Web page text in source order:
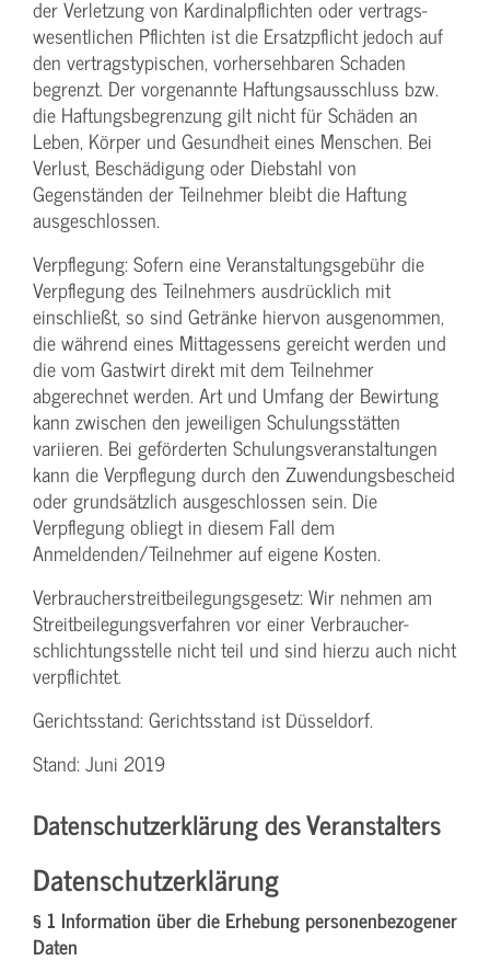
der Verletzung von Kardinalpflichten oder vertrags­
wesentlichen Pflichten ist die Ersatzpflicht jedoch auf
den vertragstypischen, vorhersehbaren Schaden
begrenzt. Der vorgenannte Haftungs­ausschluss bzw.
die Haftungs­begrenzung gilt nicht für Schäden an
Leben, Körper und Gesundheit eines Menschen. Bei
Verlust, Beschädigung oder Diebstahl von
Gegenständen der Teilnehmer bleibt die Haftung
ausgeschlossen.
Verpflegung: Sofern eine Veranstaltungs­gebühr die
Verpflegung des Teilnehmers ausdrücklich mit
einschließt, so sind Getränke hiervon ausgenommen,
die während eines Mittagessens gereicht werden und
die vom Gastwirt direkt mit dem Teilnehmer
abgerechnet werden. Art und Umfang der Bewirtung
kann zwischen den jeweiligen Schulungsstätten
variieren. Bei geförderten Schulungs­veranstaltungen
kann die Verpflegung durch den Zuwendungs­bescheid
oder grundsätzlich ausgeschlossen sein. Die
Verpflegung obliegt in diesem Fall dem
Anmeldenden/­Teilnehmer auf eigene Kosten.
Verbraucher­streitbeilegungs­gesetz: Wir nehmen am
Streit­beilegungs­verfahren vor einer Verbraucher­
schlichtungs­stelle nicht teil und sind hierzu auch nicht
verpflichtet.
Gerichtsstand: Gerichtsstand ist Düsseldorf.
Stand: Juni 2019
Datenschutzerklärung des Veranstalters
Datenschutzerklärung
§ 1 Information über die Erhebung personenbezogener
Daten